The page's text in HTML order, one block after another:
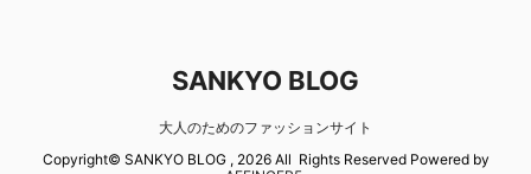
SANKYO BLOG
大人のためのファッションサイト
Copyright© SANKYO BLOG , 2026 All Rights Reserved Powered by